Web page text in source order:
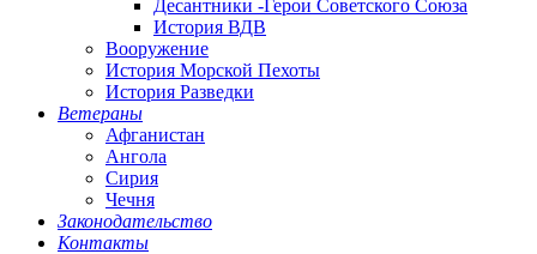
Десантники -Герои Советского Союза
История ВДВ
Вооружение
История Морской Пехоты
История Разведки
Ветераны
Афганистан
Ангола
Сирия
Чечня
Законодательство
Контакты